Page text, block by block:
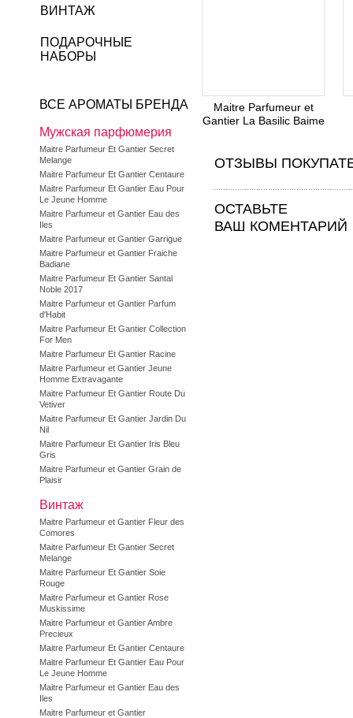
Maitre Parfumeur et
Gantier La Basilic Baime
ОТЗЫВЫ
ОСТАВЬТЕ
ВАШ КОМЕНТАРИЙ
ВИНТАЖ
ПОДАРОЧНЫЕ
НАБОРЫ
ВСЕ АРОМАТЫ БРЕНДА
Мужская парфюмерия
Maitre Parfumeur Et Gantier Secret
Melange
Maitre Parfumeur Et Gantier Centaure
Maitre Parfumeur Et Gantier Eau Pour
Le Jeune Homme
Maitre Parfumeur et Gantier Eau des
Iles
Maitre Parfumeur et Gantier Garrigue
Maitre Parfumeur et Gantier Fraiche
Badiane
Maitre Parfumeur Et Gantier Santal
Noble 2017
Maitre Parfumeur et Gantier Parfum
d'Habit
Maitre Parfumeur Et Gantier Collection
For Men
Maitre Parfumeur Et Gantier Racine
Maitre Parfumeur et Gantier Jeune
Homme Extravagante
Maitre Parfumeur Et Gantier Route Du
Vetiver
Maitre Parfumeur Et Gantier Jardin Du
Nil
Maitre Parfumeur Et Gantier Iris Bleu
Gris
Maitre Parfumeur et Gantier Grain de
Plaisir
Винтаж
Maitre Parfumeur et Gantier Fleur des
Comores
Maitre Parfumeur Et Gantier Secret
Melange
Maitre Parfumeur Et Gantier Soie
Rouge
Maitre Parfumeur et Gantier Rose
Muskissime
Maitre Parfumeur et Gantier Ambre
Precieux
Maitre Parfumeur Et Gantier Centaure
Maitre Parfumeur Et Gantier Eau Pour
Le Jeune Homme
Maitre Parfumeur et Gantier Eau des
Iles
Maitre Parfumeur et Gantier